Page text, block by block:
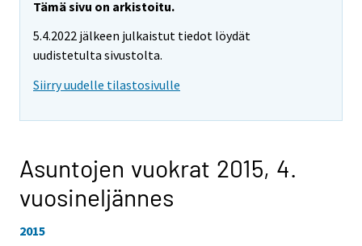
Tämä sivu on arkistoitu.
5.4.2022 jälkeen julkaistut tiedot löydät
uudistetulta sivustolta.
Siirry uudelle tilastosivulle
Asuntojen vuokrat 2015, 4.
vuosineljännes
2015